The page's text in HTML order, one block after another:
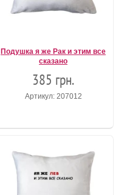
Подушка я же Рак и этим все
сказано
385 грн.
Артикул: 207012